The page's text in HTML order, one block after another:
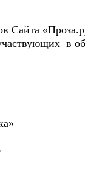
Сайта
в